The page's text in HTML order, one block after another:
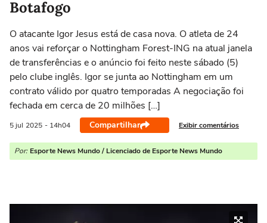
Botafogo
O atacante Igor Jesus está de casa nova. O atleta de 24
anos vai reforçar o Nottingham Forest-ING na atual janela
de transferências e o anúncio foi feito neste sábado (5)
pelo clube inglês. Igor se junta ao Nottingham em um
contrato válido por quatro temporadas A negociação foi
fechada em cerca de 20 milhões […]
5 jul 2025 - 14h04 Compartilhar Exibir comentários
Por: Esporte News Mundo / Licenciado de Esporte News Mundo